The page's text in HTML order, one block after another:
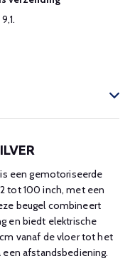
een gemotoriseerde
tot 100 inch, met een
beugel combineert
en biedt elektrische
vanaf de vloer tot het
afstandsbediening.